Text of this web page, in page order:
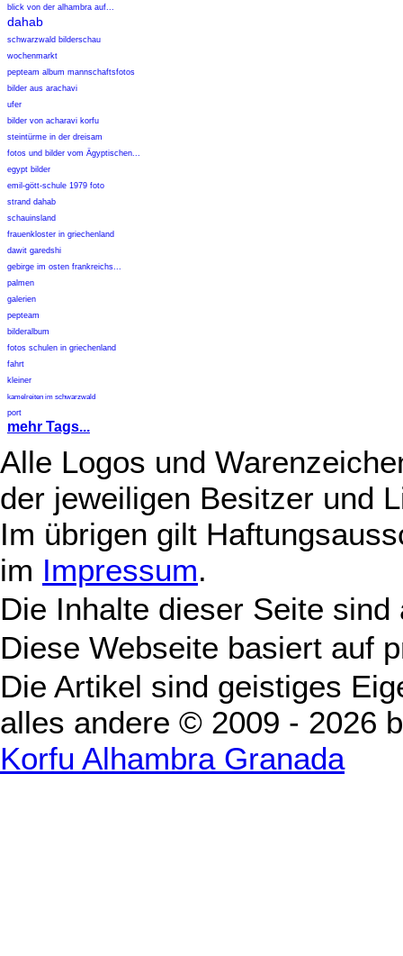
blick von der alhambra auf...
dahab
schwarzwald bilderschau
wochenmarkt
pepteam album mannschaftsfotos
bilder aus arachavi
ufer
bilder von acharavi korfu
steintürme in der dreisam
fotos und bilder vom Ägyptischen...
egypt bilder
emil-gött-schule 1979 foto
strand dahab
schauinsland
frauenkloster in griechenland
dawit garedshi
gebirge im osten frankreichs...
palmen
galerien
pepteam
bilderalbum
fotos schulen in griechenland
fahrt
kleiner
kamelreiten im schwarzwald
port
mehr Tags...
Alle Logos und
der jeweiligen Besitzer und
Im übrigen gilt
im Impressum.
Die Inhalte dieser Seite
Diese Webseite basiert auf
Die Artikel sind geistiges
alles andere © 2009 - 2026
Korfu Alhambra Granada